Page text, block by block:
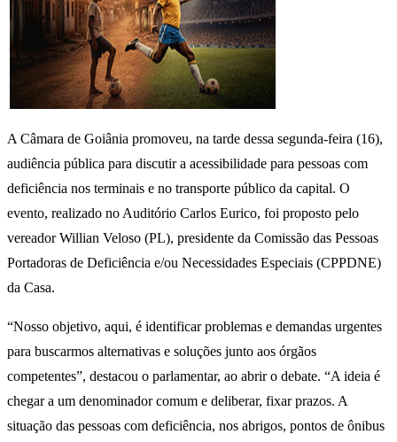
A Câmara de Goiânia promoveu, na tarde dessa segunda-feira (16),
audiência pública para discutir a acessibilidade para pessoas com
deficiência nos terminais e no transporte público da capital. O
evento, realizado no Auditório Carlos Eurico, foi proposto pelo
vereador Willian Veloso (PL), presidente da Comissão das Pessoas
Portadoras de Deficiência e/ou Necessidades Especiais (CPPDNE)
da Casa.
“Nosso objetivo, aqui, é identificar problemas e demandas urgentes
para buscarmos alternativas e soluções junto aos órgãos
competentes”, destacou o parlamentar, ao abrir o debate. “A ideia é
chegar a um denominador comum e deliberar, fixar prazos. A
situação das pessoas com deficiência, nos abrigos, pontos de ônibus